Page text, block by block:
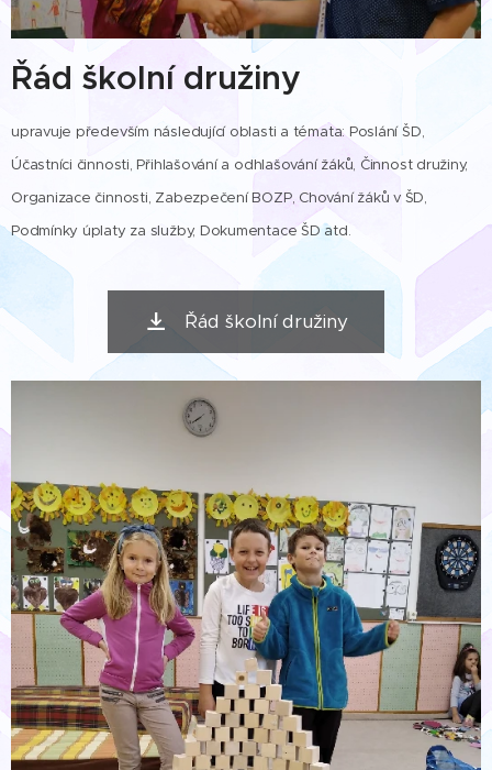
Řád školní družiny
upravuje především následující oblasti a témata: Poslání ŠD,
Účastníci činnosti, Přihlašování a odhlašování žáků, Činnost družiny,
Organizace činnosti, Zabezpečení BOZP, Chování žáků v ŠD,
Podmínky úplaty za služby, Dokumentace ŠD atd.
Řád školní družiny